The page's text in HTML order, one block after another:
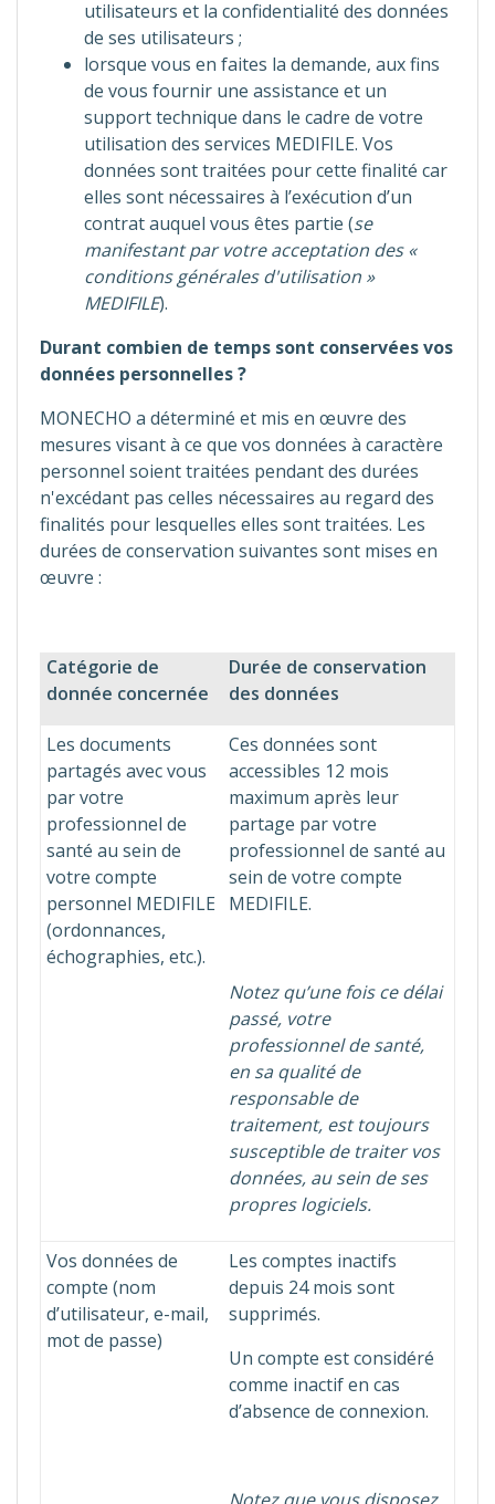
utilisateurs et la confidentialité des données
de ses utilisateurs ;
lorsque vous en faites la demande, aux fins
de vous fournir une assistance et un
support technique dans le cadre de votre
utilisation des services MEDIFILE. Vos
données sont traitées pour cette finalité car
elles sont nécessaires à l’exécution d’un
contrat auquel vous êtes partie (se
manifestant par votre acceptation des «
conditions générales d'utilisation »
MEDIFILE).
Durant combien de temps sont conservées vos
données personnelles ?
MONECHO a déterminé et mis en œuvre des
mesures visant à ce que vos données à caractère
personnel soient traitées pendant des durées
n'excédant pas celles nécessaires au regard des
finalités pour lesquelles elles sont traitées. Les
durées de conservation suivantes sont mises en
œuvre :
Catégorie de
donnée concernée
Durée de conservation
des données
Les documents
partagés avec vous
par votre
professionnel de
santé au sein de
votre compte
personnel MEDIFILE
(ordonnances,
échographies, etc.).
Ces données sont
accessibles 12 mois
maximum après leur
partage par votre
professionnel de santé au
sein de votre compte
MEDIFILE.
Notez qu’une fois ce délai
passé, votre
professionnel de santé,
en sa qualité de
responsable de
traitement, est toujours
susceptible de traiter vos
données, au sein de ses
propres logiciels.
Vos données de
compte (nom
d’utilisateur, e-mail,
mot de passe)
Les comptes inactifs
depuis 24 mois sont
supprimés.
Un compte est considéré
comme inactif en cas
d’absence de connexion.